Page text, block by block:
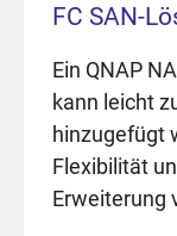
FC SAN-
Ein QNAP
kann leicht
hinzugefügt
Flexibilität
Erweiterung